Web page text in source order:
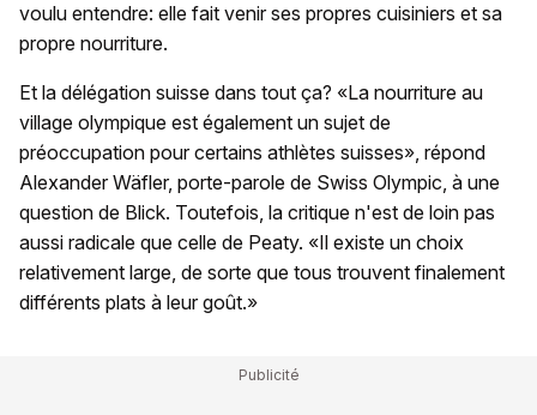
voulu entendre: elle fait venir ses propres cuisiniers et sa
propre nourriture.
Et la délégation suisse dans tout ça? «La nourriture au
village olympique est également un sujet de
préoccupation pour certains athlètes suisses», répond
Alexander Wäfler, porte-parole de Swiss Olympic, à une
question de Blick. Toutefois, la critique n'est de loin pas
aussi radicale que celle de Peaty. «Il existe un choix
relativement large, de sorte que tous trouvent finalement
différents plats à leur goût.»